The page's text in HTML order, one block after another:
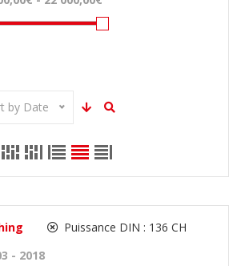
by Date
Puissance DIN : 136 CH